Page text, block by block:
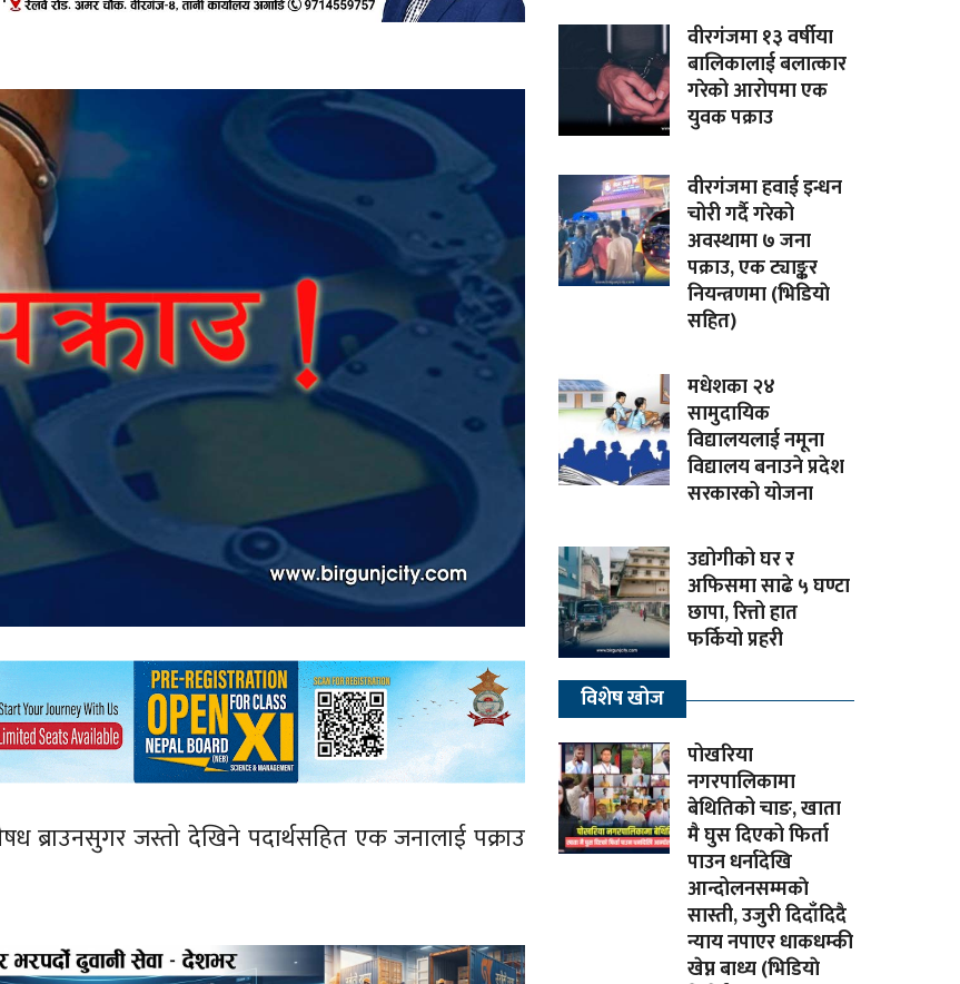
ब्राउनसुगर जस्तो देखिने पदार्थसहित एक जनालाई पक्राउ
वीरगंजमा १३ वर्षीया
बालिकालाई बलात्कार
गरेको आरोपमा एक
युवक पक्राउ
वीरगंजमा हवाई इन्धन
चोरी गर्दै गरेको
अवस्थामा ७ जना
पक्राउ, एक ट्याङ्कर
नियन्त्रणमा (भिडियाे
सहित)
मधेशका २४
सामुदायिक
विद्यालयलाई नमूना
विद्यालय बनाउने प्रदेश
सरकारको योजना
उद्योगीको घर र
अफिसमा साढे ५ घण्टा
छापा, रित्तो हात
फर्कियो प्रहरी
विशेष खोज
पोखरिया
नगरपालिकामा
बेथितिको चाङ, खाता
मै घुस दिएको फिर्ता
पाउन धर्नादेखि
आन्दोलनसम्मकाे
सास्ती, उजुरी दिदाँदिदै
न्याय नपाएर धाकधम्की
खेप्न बाध्य (भिडियाे